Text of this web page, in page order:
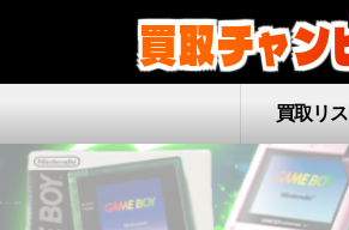
買取チャ
買取リ